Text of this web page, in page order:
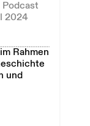
Podcast
2024
Rahmen
und